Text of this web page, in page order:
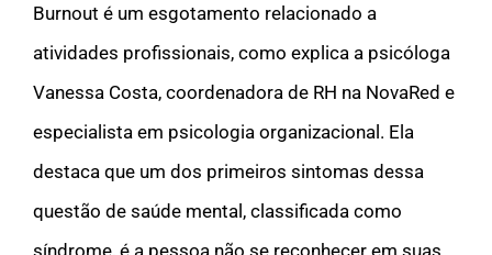
Burnout é um esgotamento relacionado a
atividades profissionais, como explica a psicóloga
Vanessa Costa, coordenadora de RH na NovaRed e
especialista em psicologia organizacional. Ela
destaca que um dos primeiros sintomas dessa
questão de saúde mental, classificada como
síndrome, é a pessoa não se reconhecer em suas